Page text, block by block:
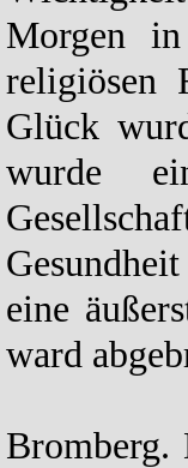
Morgen
religiösen
Glück
wurde
eine
ward
Bromberg.